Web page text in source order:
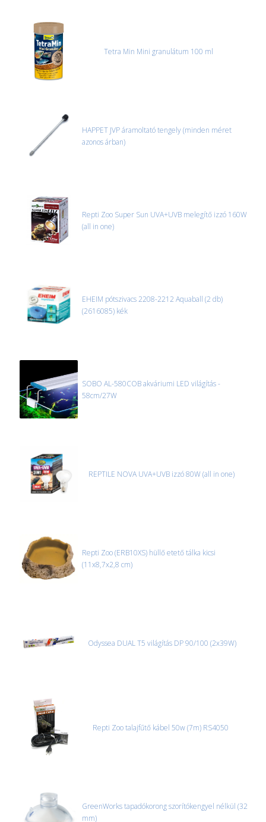
csak ebben az esetben tudjuk vállalni, ha a jegyzőkönyv elkészült,
és azonnal eljutott hozzánk az információ.
Tetra Min Mini granulátum 100 ml
HAPPET JVP áramoltató tengely (minden méret
azonos árban)
Repti Zoo Super Sun UVA+UVB melegítő izzó 160W
(all in one)
EHEIM pótszivacs 2208-2212 Aquaball (2 db)
(2616085) kék
SOBO AL-580COB akváriumi LED világítás -
58cm/27W
REPTILE NOVA UVA+UVB izzó 80W (all in one)
Repti Zoo (ERB10XS) hüllő etető tálka kicsi
(11x8,7x2,8 cm)
Odyssea DUAL T5 világítás DP 90/100 (2x39W)
Repti Zoo talajfűtő kábel 50w (7m) RS4050
GreenWorks tapadókorong szorítókengyel nélkül (32
mm)